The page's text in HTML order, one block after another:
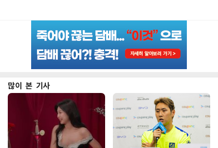
많이 본 기사